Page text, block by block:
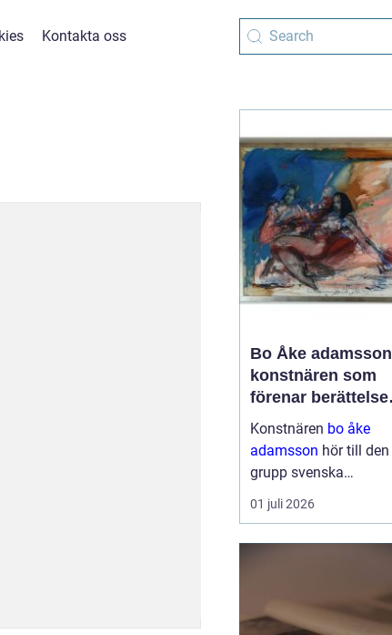
Kontakta oss
Bo Åke adamsson
konstnären som
förenar berättelse
och bild
Konstnären bo åke
adamsson hör till den
grupp svenska
bildskapare som tyst
men konsekvent har
seriösa gallerier och
webbutiker, och det är
01 juli 2026